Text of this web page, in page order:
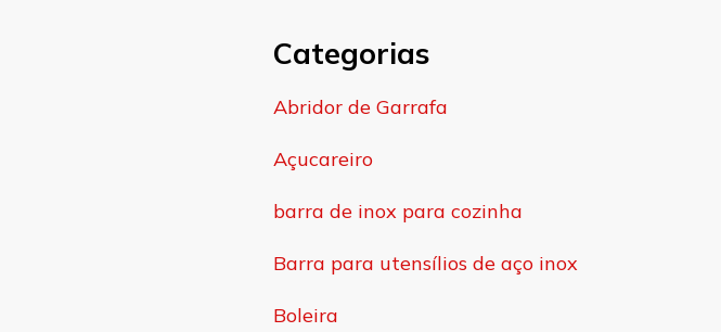
Categorias
Abridor de Garrafa
Açucareiro
barra de inox para cozinha
Barra para utensílios de aço inox
Boleira